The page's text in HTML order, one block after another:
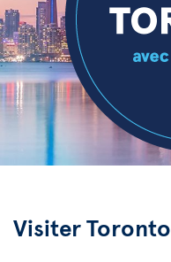
Visiter Toronto